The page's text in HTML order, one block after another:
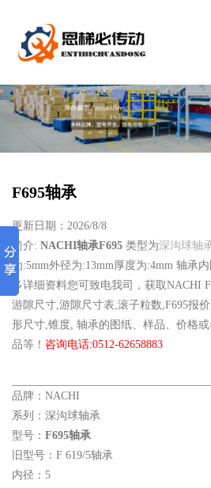
F695轴承
更新日期：2026/8/8
简介: NACHI轴承F695 类型为深沟球轴
为:5mm外径为:13mm厚度为:4mm 轴承
多详细资料您可致电我司，获取NACHI
游隙尺寸,游隙尺寸表,滚子粒数,F695报
形尺寸,锥度, 轴承的图纸、样品、价格
品等！ 咨询电话:0512-62658883
品牌：NACHI
系列：深沟球轴承
型号： F695轴承
旧型号：F 619/5轴承
内径：5